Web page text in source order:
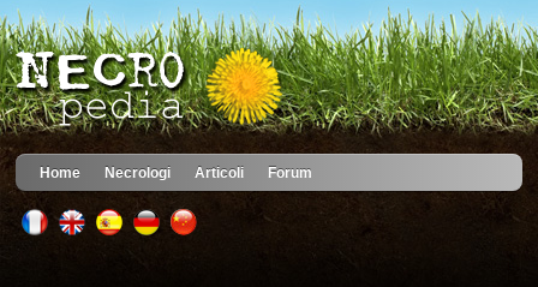
Home Necrologi Articoli Forum